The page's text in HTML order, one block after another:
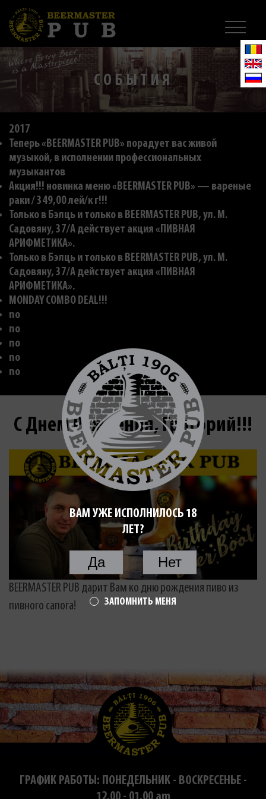
СОБЫТИЯ
2017
Теперь «BEERMASTER PUB» порадует вас живой
музыкой, в исполнении профессиональных
музыкантов
Акция!!! новинка меню «BEERMASTER PUB» — вареные
раки / 349,00 лей/к г!!!
Только в Бэлць и только в BEERMASTER PUB, ул. M.
Садовяну, 37/A действует акция «ПИВНАЯ
АРИФМЕТИКА».
Только в Бэлць и только в BEERMASTER PUB, ул. M.
Садовяну, 37/A действует акция «ПИВНАЯ
АРИФМЕТИКА».
MONDAY COMBO DEAL!!!
no
no
no
no
no
С Днем Рождения, Григорий!!!
BEERMASTER PUB дарит Вам ко дню рождения пиво из
пивного сапога!
ГРАФИК РАБОТЫ: ПОНЕДЕЛЬНИК - ВОСКРЕСЕНЬЕ -
ВАМ УЖЕ ИСПОЛНИЛОСЬ 18
ЛЕТ?
Да Нет
ЗАПОМНИТЬ МЕНЯ